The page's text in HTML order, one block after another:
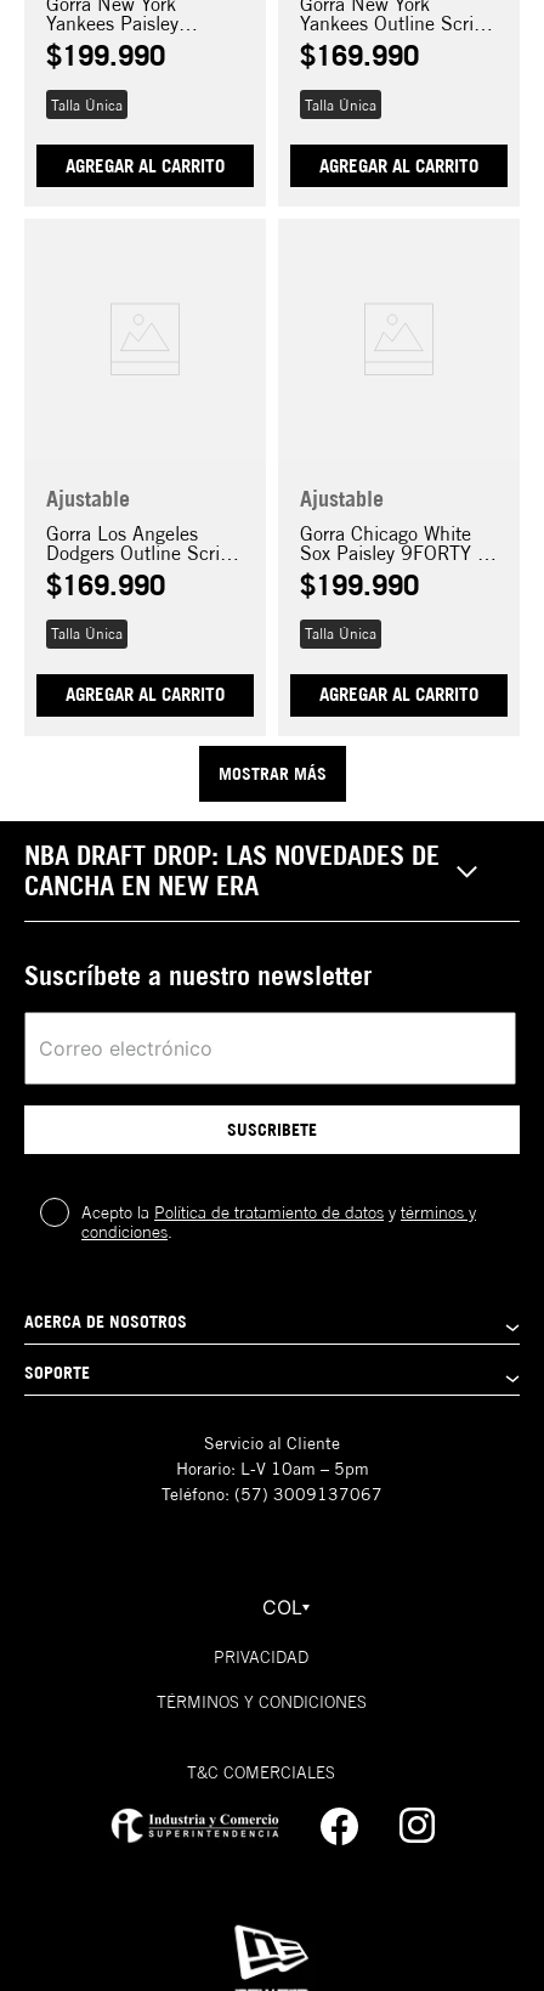
Yankees Paisley
9FORTY E-FRAME
$199.990
Talla Única
AGREGAR AL CARRITO
Yankees Outline Script
9FORTY E-Frame
$169.990
Talla Única
AGREGAR AL CARRITO
Ajustable
Gorra Los Angeles
Dodgers Outline Script
9FORTY E-Frame
$169.990
Talla Única
AGREGAR AL CARRITO
Ajustable
Gorra Chicago White
Sox Paisley 9FORTY E-
FRAME
$199.990
Talla Única
AGREGAR AL CARRITO
MOSTRAR MÁS
NBA DRAFT DROP: LAS NOVEDADES DE
CANCHA EN NEW ERA
Suscríbete a nuestro newsletter
SUSCRIBETE
Acepto la Política de tratamiento de datos ytérminos y
condiciones
ACERCA DE NOSOTROS
SOPORTE
Servicio al Cliente
Horario: L-V 10am – 5pm
Teléfono: (57) 3009137067
COL
PRIVACIDAD
TÉRMINOS Y CONDICIONES
T&C COMERCIALES